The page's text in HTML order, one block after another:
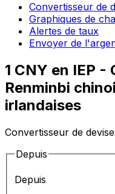
Convertisseur de
Graphiques de
Alertes de taux
Envoyer de
1 CNY en IEP
Renminbi
irlandaises
Convertisseur de
Depuis
Depuis